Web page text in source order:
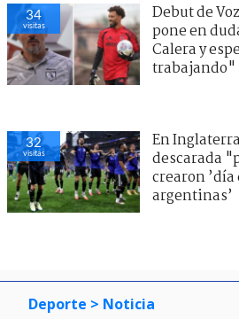
32
visitas
En
descarada
crearon ’día
argentinas’
34
visitas
Debut de
pone en
Calera y
trabajando"
Deporte > Noticia